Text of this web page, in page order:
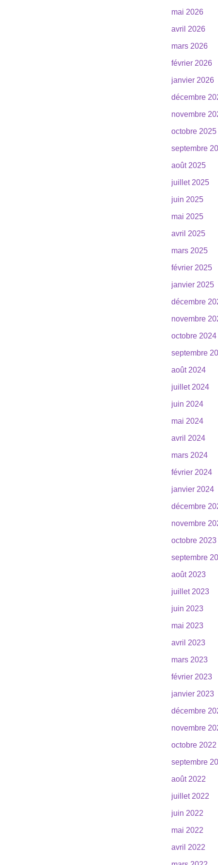
mai 2026
avril 2026
mars 2026
février 2026
janvier 2026
décembre
novembre
octobre 2025
septembre
août 2025
juillet 2025
juin 2025
mai 2025
avril 2025
mars 2025
février 2025
janvier 2025
décembre
novembre
octobre 2024
septembre
août 2024
juillet 2024
juin 2024
mai 2024
avril 2024
mars 2024
février 2024
janvier 2024
décembre
novembre
octobre 2023
septembre
août 2023
juillet 2023
juin 2023
mai 2023
avril 2023
mars 2023
février 2023
janvier 2023
décembre
novembre
octobre 2022
septembre
août 2022
juillet 2022
juin 2022
mai 2022
avril 2022